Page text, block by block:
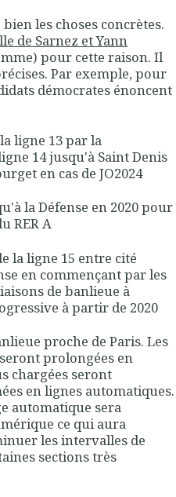
les choses concrètes.
de Sarnez et Yann
pour cette raison. Il
Par exemple, pour
démocrates énoncent
ligne 13 par la
14 jusqu'à Saint Denis
en cas de JO2024
la Défense en 2020 pour
RER A
la ligne 15 entre cité
en commençant par les
de banlieue à
à partir de 2020
proche de Paris. Les
prolongées en
chargées seront
en lignes automatiques.
automatique sera
ce qui aura
les intervalles de
sections très